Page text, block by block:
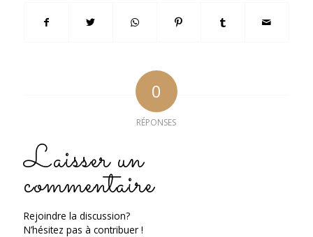
0
RÉPONSES
Laisser un
commentaire
Rejoindre la discussion?
N’hésitez pas à contribuer !